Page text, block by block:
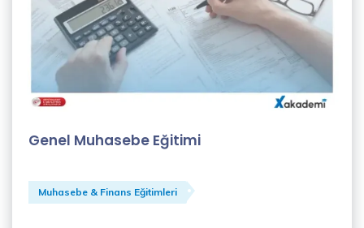
Genel Muhasebe Eğitimi
Muhasebe & Finans Eğitimleri